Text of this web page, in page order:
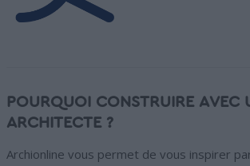
POURQUOI CONSTRUIRE AVEC
ARCHITECTE ?
Archionline vous permet de vous inspirer